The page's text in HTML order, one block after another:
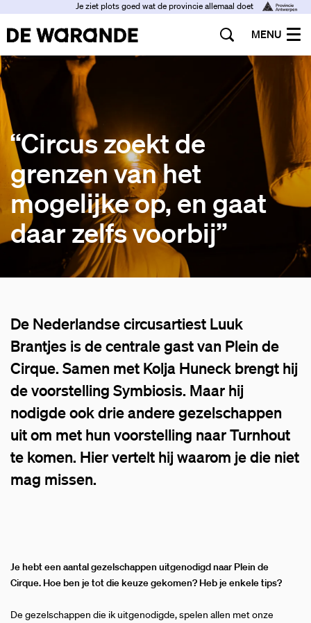
Je ziet plots goed wat de provincie allemaal doet
MENU
“Circus zoekt de
grenzen van het
mogelijke op, en gaat
daar zelfs voorbij”
De Nederlandse circusartiest Luuk
Brantjes is de centrale gast van Plein de
Cirque. Samen met Kolja Huneck brengt hij
de voorstelling Symbiosis. Maar hij
nodigde ook drie andere gezelschappen
uit om met hun voorstelling naar Turnhout
te komen. Hier vertelt hij waarom je die niet
mag missen.
Je hebt een aantal gezelschappen uitgenodigd naar Plein de
Cirque. Hoe ben je tot die keuze gekomen? Heb je enkele tips?
De gezelschappen die ik uitgenodigde, spelen allen met onze